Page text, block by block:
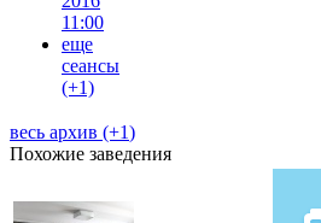
11:00
еще
сеансы
(+1)
весь архив (+1)
Похожие заведения